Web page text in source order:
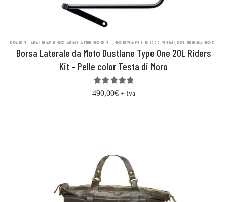
BORSA DA MOTO AGGANCIO RAPIDO BORSA LATERALE DA MOTO BORSE DA MOTO BORSE IN VERA PELLE CONCIATA AL VEGETALE BORSE LUGLIO 2023 BORSE MESSENGER IN PELLE DUSTLANE
Borsa Laterale da Moto Dustlane Type One 20L Riders
Kit – Pelle color Testa di Moro
5.00out of 5
490,00€ + iva